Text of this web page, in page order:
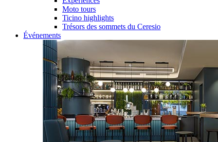
Moto tours
Ticino highlights
Trésors des sommets du Ceresio
Événements